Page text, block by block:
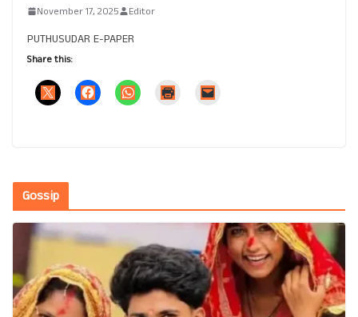
November 17, 2025 Editor
PUTHUSUDAR E-PAPER
Share this:
Gossip